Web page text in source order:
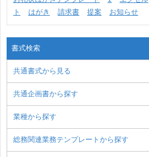
ト
はがき 請求書 提案 お知らせ
書式検索
共通書式から見る
共通企画書から探す
業種から探す
総務関連業務テンプレートから探す